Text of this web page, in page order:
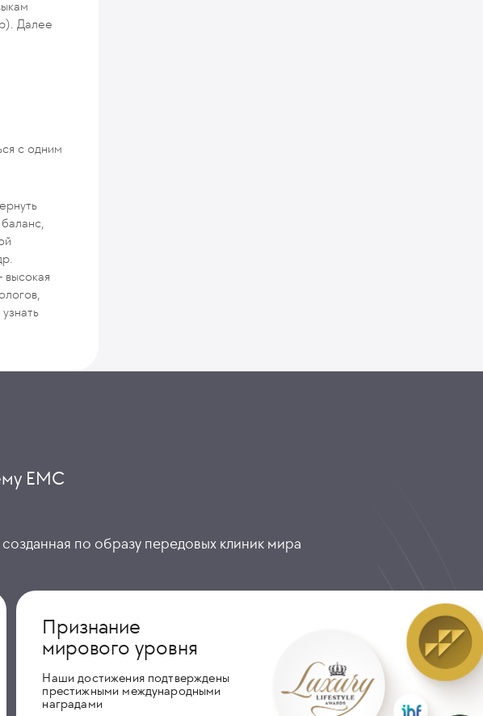
Далее
с одним
ЕМС
по образу передовых клиник мира
Признание
мирового уровня
Наши достижения подтверждены
престижными международными
наградами